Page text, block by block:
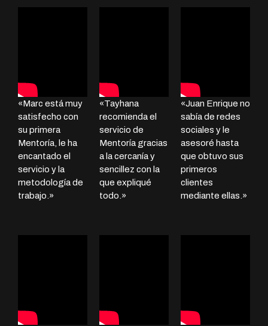
«Marc está muy
satisfecho con
su primera
Mentoría, le ha
encantado el
servicio y la
metodología de
trabajo.»
«Tayhana
recomienda el
servicio de
Mentoría gracias
a la cercanía y
sencillez con la
que expliqué
todo.»
«Juan Enrique no
sabía de redes
sociales y le
asesoré hasta
que obtuvo sus
primeros
clientes
mediante ellas.»